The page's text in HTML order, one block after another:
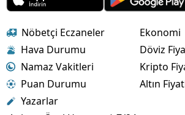
Nöbetçi Eczaneler
Hava Durumu
Namaz Vakitleri
Puan Durumu
Yazarlar
Ekonomi
Döviz
Kripto
Altın